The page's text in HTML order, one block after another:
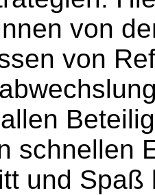
von
von
schnellen
und Spaß